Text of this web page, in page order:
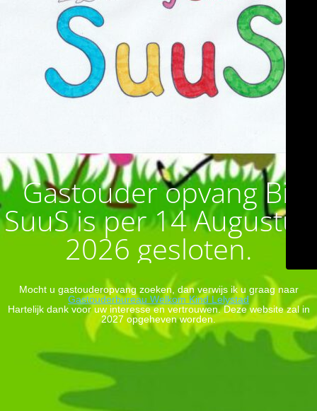
Gastouder opvang Bij
SuuS is per 14 Augustus
2026 gesloten.
Mocht u gastouderopvang zoeken, dan verwijs ik u graag naar
Gastouderbureau Welkom Kind Lelystad
Hartelijk dank voor uw interesse en vertrouwen. Deze website zal in
2027 opgeheven worden.